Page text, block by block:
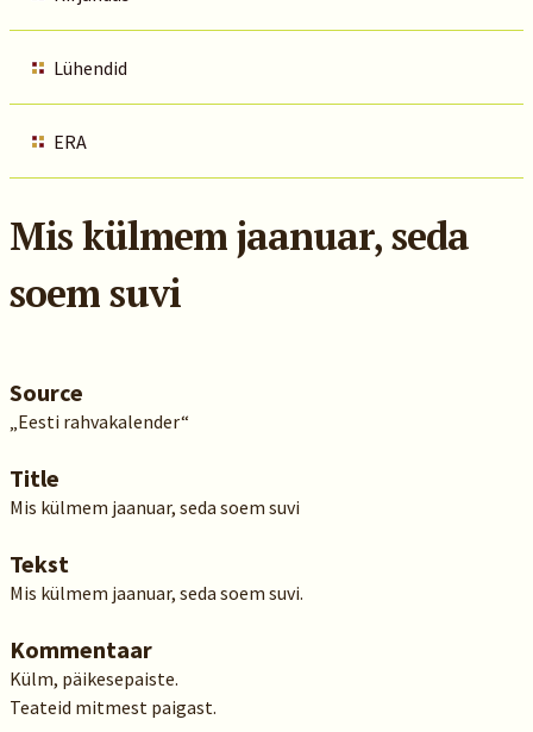
Lühendid
ERA
Mis külmem jaanuar, seda
soem suvi
Source
„Eesti rahvakalender“
Title
Mis külmem jaanuar, seda soem suvi
Tekst
Mis külmem jaanuar, seda soem suvi.
Kommentaar
Külm, päikesepaiste.
Teateid mitmest paigast.